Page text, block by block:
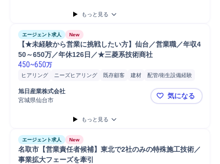
もっと見る
エージェント求人 New
【★未経験から営業に挑戦したい方】仙台／営業職／年収4
50～650万／年休126日／★三菱系技術商社
450~650万
ヒアリング ニーズヒアリング 既存顧客 建材
配管/衛生設備経験
アフターフォロー
顧客対応
販売 スタッフ 巡回
家電
旭日産業株式会社
宮城県仙台市
【★未経験
気になる
もっと見る
エージェント求人 New
名取市【営業責任者候補】東北で2社のみの特殊施工技術／
事業拡大フェーズを牽引